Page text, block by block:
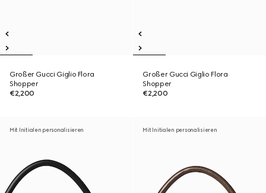
Großer Gucci Giglio Flora
Shopper
€2,200
Großer Gucci Giglio Flora
Shopper
€2,200
Mit Initialen personalisieren Mit Initialen personalisieren